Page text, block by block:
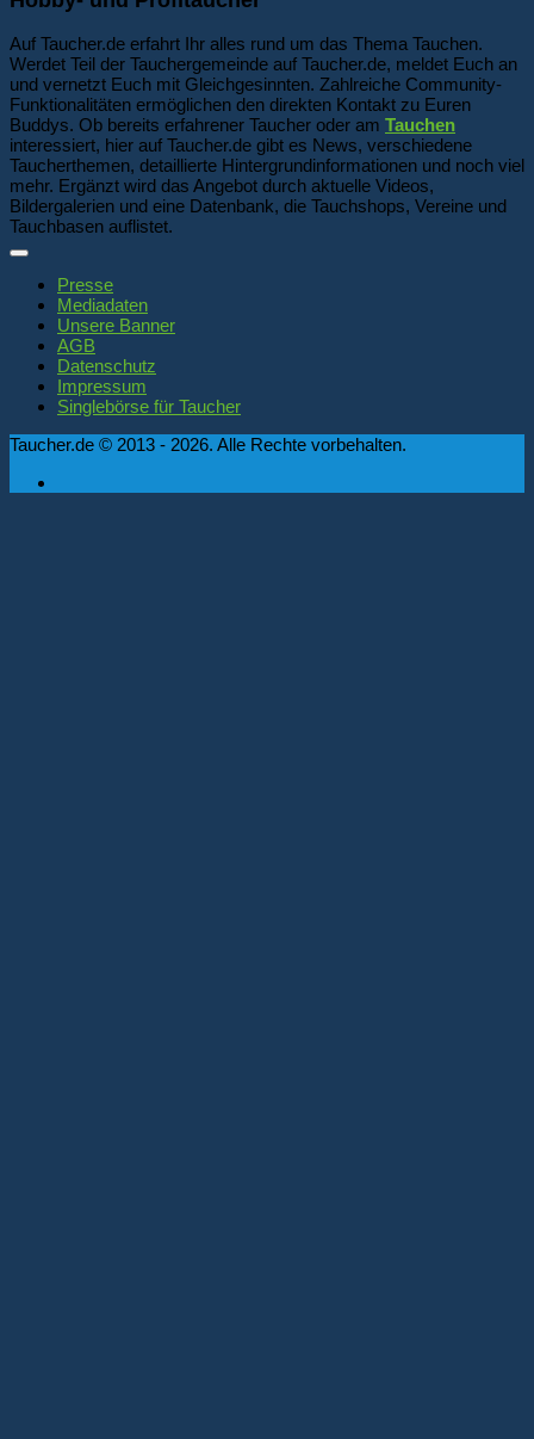
Auf Taucher.de erfahrt Ihr alles rund um das Thema Tauchen.
Werdet Teil der Tauchergemeinde auf Taucher.de, meldet Euch an
und vernetzt Euch mit Gleichgesinnten. Zahlreiche Community-
Funktionalitäten ermöglichen den direkten Kontakt zu Euren
Buddys. Ob bereits erfahrener Taucher oder am Tauchen
interessiert, hier auf Taucher.de gibt es News, verschiedene
Taucherthemen, detaillierte Hintergrundinformationen und noch viel
mehr. Ergänzt wird das Angebot durch aktuelle Videos,
Bildergalerien und eine Datenbank, die Tauchshops, Vereine und
Tauchbasen auflistet.
Presse
Mediadaten
Unsere Banner
AGB
Datenschutz
Impressum
Singlebörse für Taucher
Taucher.de © 2013 - 2026. Alle Rechte vorbehalten.